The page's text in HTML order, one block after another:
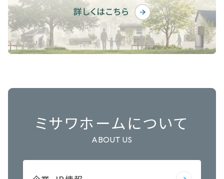
ミサワホームについて
ABOUT US